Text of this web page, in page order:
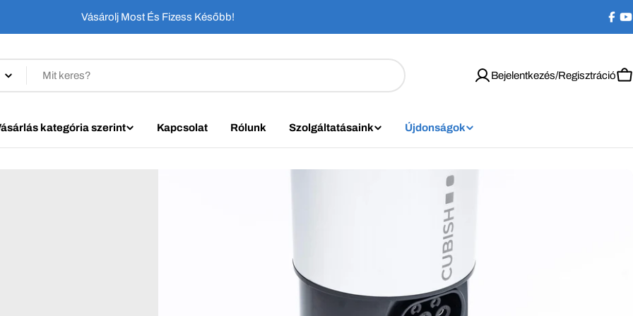
Vásárolj Most És Fizess Később!
Bejelentkezés/Regisztráció
kategória szerint Kapcsolat Rólunk Szolgáltatásaink Újdonságok